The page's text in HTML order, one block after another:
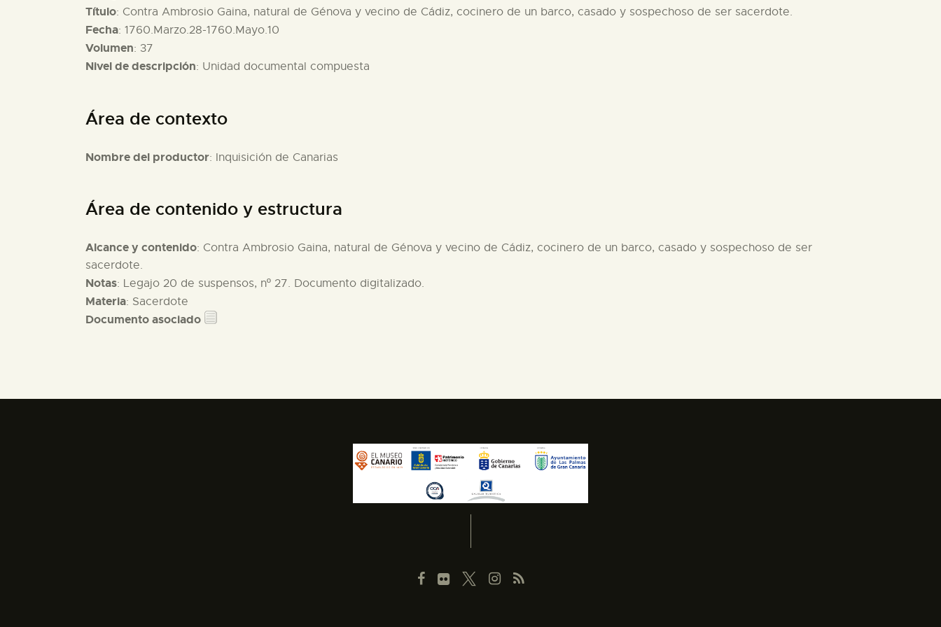
Título: Contra Ambrosio Gaina, natural de Génova y vecino de Cádiz, cocinero de un barco, casado y sospechoso de ser sacerdote.
Fecha: 1760.Marzo.28-1760.Mayo.10
Volumen: 37
Nivel de descripción: Unidad documental compuesta
Área de contexto
Nombre del productor: Inquisición de Canarias
Área de contenido y estructura
Alcance y contenido: Contra Ambrosio Gaina, natural de Génova y vecino de Cádiz, cocinero de un barco, casado y sospechoso de ser
sacerdote.
Notas: Legajo 20 de suspensos, nº 27. Documento digitalizado.
Materia: Sacerdote
Documento asociado